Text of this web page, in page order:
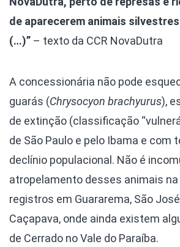
de aparecerem animais
(…)” – texto da CCR NovaDutra
A concessionária não pode
guarás (Chrysocyon brachyurus),
de extinção (classificação
de São Paulo e pelo Ibama e com
declínio populacional. Não é
atropelamento desses animais na
registros em Guararema, São
Caçapava, onde ainda existem
de Cerrado no Vale do Paraíba.